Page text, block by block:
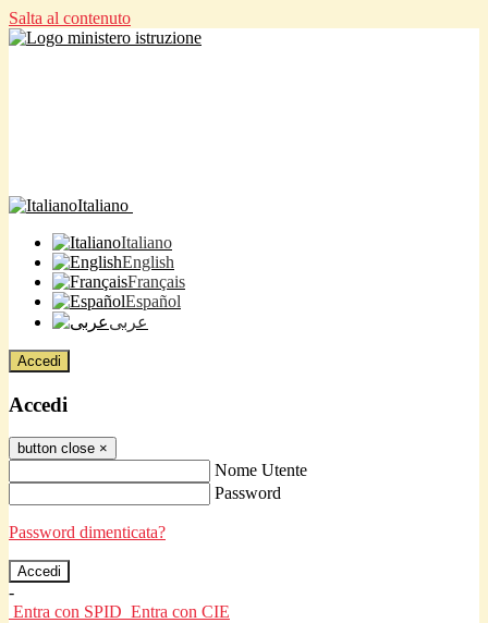
Salta al contenuto
Italiano
Italiano
English
Français
Español
عربى
Accedi
Accedi
button close ×
Nome Utente
Password
Password dimenticata?
-
Entra con SPID Entra con CIE